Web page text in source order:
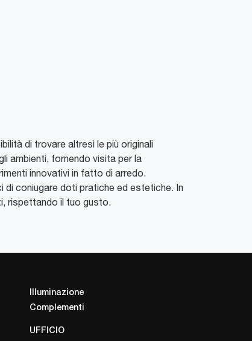
di trovare altresì le più originali
ambienti, fornendo visita per la
innovativi in fatto di arredo.
di coniugare doti pratiche ed estetiche. In
rispettando il tuo gusto.
Illuminazione
Complementi
UFFICIO